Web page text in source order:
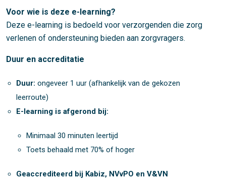
Voor wie is deze e-learning?
Deze e-learning is bedoeld voor verzorgenden die zorg
verlenen of ondersteuning bieden aan zorgvragers.
Duur en accreditatie
Duur: ongeveer 1 uur (afhankelijk van de gekozen
leerroute)
E-learning is afgerond bij:
Minimaal 30 minuten leertijd
Toets behaald met 70% of hoger
Geaccrediteerd bij Kabiz, NVvPO en V&VN